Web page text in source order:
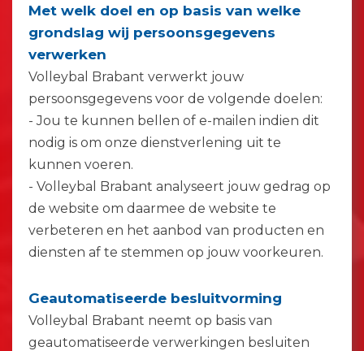
Met welk doel en op basis van welke
grondslag wij persoonsgegevens
verwerken
Volleybal Brabant verwerkt jouw
persoonsgegevens voor de volgende doelen:
- Jou te kunnen bellen of e-mailen indien dit
nodig is om onze dienstverlening uit te
kunnen voeren.
- Volleybal Brabant analyseert jouw gedrag op
de website om daarmee de website te
verbeteren en het aanbod van producten en
diensten af te stemmen op jouw voorkeuren.
Geautomatiseerde besluitvorming
Volleybal Brabant neemt op basis van
geautomatiseerde verwerkingen besluiten